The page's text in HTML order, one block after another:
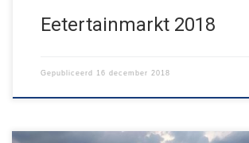
Eetertainmarkt 2018
Gepubliceerd 16 december 2018